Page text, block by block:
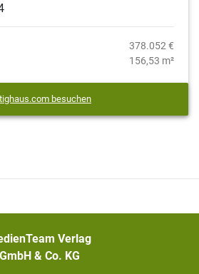
378.052 €
156,53 m²
besuchen
Verlag
GmbH & Co. KG